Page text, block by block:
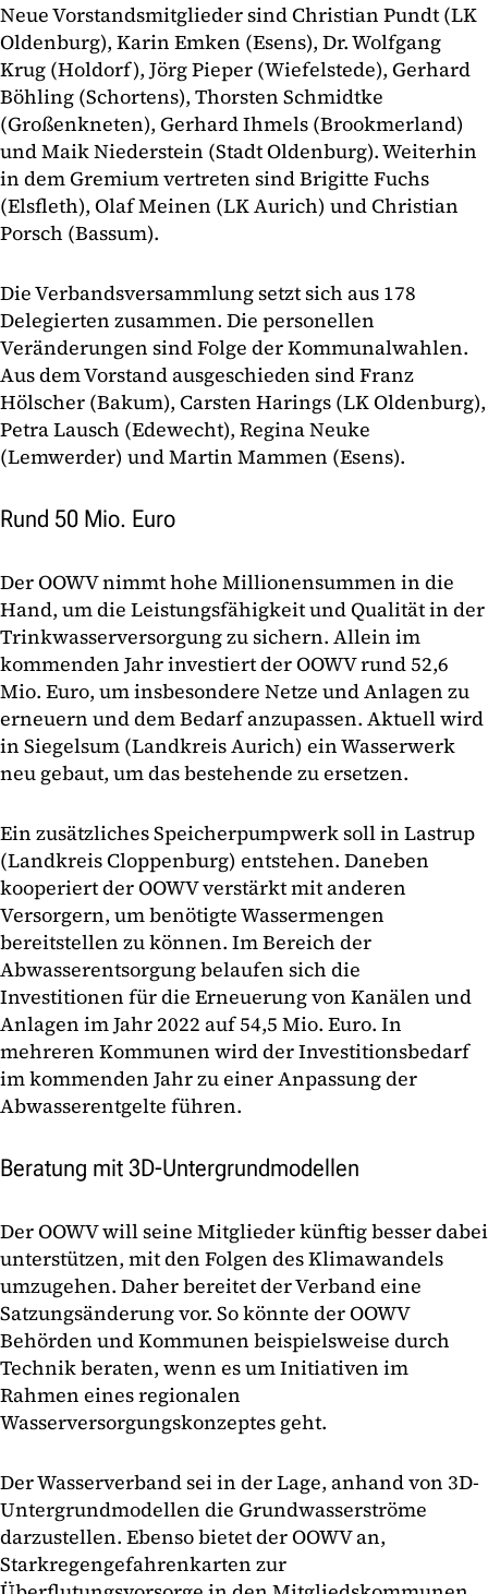
Neue Vorstandsmitglieder sind Christian Pundt (LK
Oldenburg), Karin Emken (Esens), Dr. Wolfgang
Krug (Holdorf), Jörg Pieper (Wiefelstede), Gerhard
Böhling (Schortens), Thorsten Schmidtke
(Großenkneten), Gerhard Ihmels (Brookmerland)
und Maik Niederstein (Stadt Oldenburg). Weiterhin
in dem Gremium vertreten sind Brigitte Fuchs
(Elsfleth), Olaf Meinen (LK Aurich) und Christian
Porsch (Bassum).
Die Verbandsversammlung setzt sich aus 178
Delegierten zusammen. Die personellen
Veränderungen sind Folge der Kommunalwahlen.
Aus dem Vorstand ausgeschieden sind Franz
Hölscher (Bakum), Carsten Harings (LK Oldenburg),
Petra Lausch (Edewecht), Regina Neuke
(Lemwerder) und Martin Mammen (Esens).
Rund 50 Mio. Euro
Der OOWV nimmt hohe Millionensummen in die
Hand, um die Leistungsfähigkeit und Qualität in der
Trinkwasserversorgung zu sichern. Allein im
kommenden Jahr investiert der OOWV rund 52,6
Mio. Euro, um insbesondere Netze und Anlagen zu
erneuern und dem Bedarf anzupassen. Aktuell wird
in Siegelsum (Landkreis Aurich) ein Wasserwerk
neu gebaut, um das bestehende zu ersetzen.
Ein zusätzliches Speicherpumpwerk soll in Lastrup
(Landkreis Cloppenburg) entstehen. Daneben
kooperiert der OOWV verstärkt mit anderen
Versorgern, um benötigte Wassermengen
bereitstellen zu können. Im Bereich der
Abwasserentsorgung belaufen sich die
Investitionen für die Erneuerung von Kanälen und
Anlagen im Jahr 2022 auf 54,5 Mio. Euro. In
mehreren Kommunen wird der Investitionsbedarf
im kommenden Jahr zu einer Anpassung der
Abwasserentgelte führen.
Beratung mit 3D-Untergrundmodellen
Der OOWV will seine Mitglieder künftig besser dabei
unterstützen, mit den Folgen des Klimawandels
umzugehen. Daher bereitet der Verband eine
Satzungsänderung vor. So könnte der OOWV
Behörden und Kommunen beispielsweise durch
Technik beraten, wenn es um Initiativen im
Rahmen eines regionalen
Wasserversorgungskonzeptes geht.
Der Wasserverband sei in der Lage, anhand von 3D-
Untergrundmodellen die Grundwasserströme
darzustellen. Ebenso bietet der OOWV an,
Starkregengefahrenkarten zur